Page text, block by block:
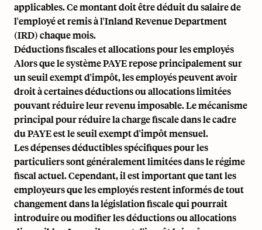
applicables. Ce montant doit être déduit du salaire de
l'employé et remis à l'Inland Revenue Department
(IRD) chaque mois.
Déductions fiscales et allocations pour les employés
Alors que le système PAYE repose principalement sur
un seuil exempt d'impôt, les employés peuvent avoir
droit à certaines déductions ou allocations limitées
pouvant réduire leur revenu imposable. Le mécanisme
principal pour réduire la charge fiscale dans le cadre
du PAYE est le seuil exempt d'impôt mensuel.
Les dépenses déductibles spécifiques pour les
particuliers sont généralement limitées dans le régime
fiscal actuel. Cependant, il est important que tant les
employeurs que les employés restent informés de tout
changement dans la législation fiscale qui pourrait
introduire ou modifier les déductions ou allocations